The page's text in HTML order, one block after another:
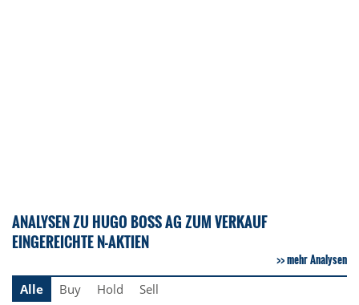
ANALYSEN ZU HUGO BOSS AG ZUM VERKAUF
EINGEREICHTE N-AKTIEN
mehr Analysen
Alle
Buy Hold Sell